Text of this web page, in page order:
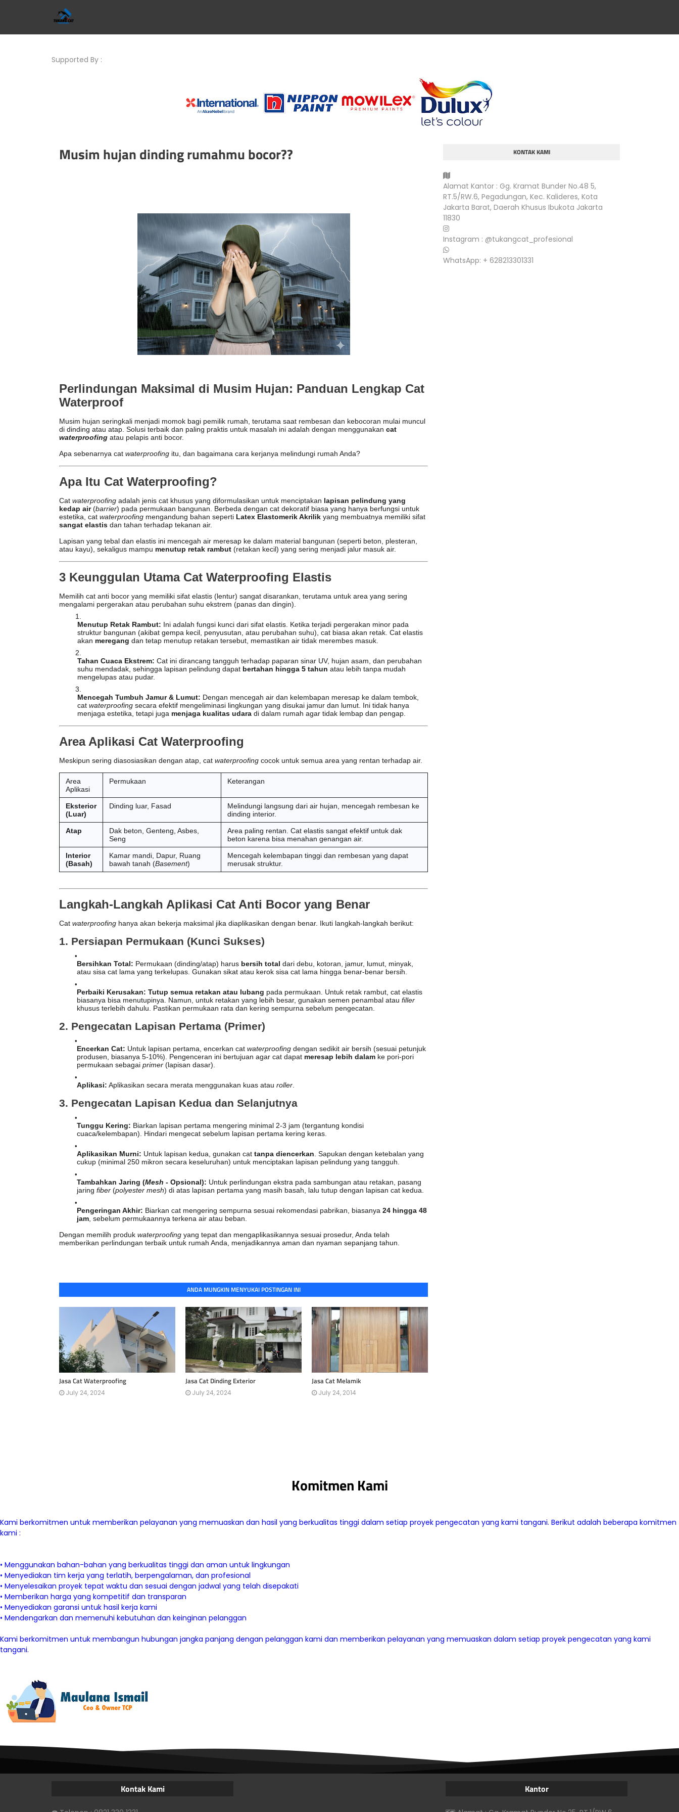
Supported By :
Musim hujan dinding rumahmu bocor??
Perlindungan Maksimal di Musim Hujan: Panduan Lengkap Cat
Waterproof
Musim hujan seringkali menjadi momok bagi pemilik rumah, terutama saat rembesan dan kebocoran mulai muncul
di dinding atau atap. Solusi terbaik dan paling praktis untuk masalah ini adalah dengan menggunakan cat
waterproofing atau pelapis anti bocor.
Apa sebenarnya cat waterproofing itu, dan bagaimana cara kerjanya melindungi rumah Anda?
Apa Itu Cat Waterproofing?
Cat waterproofing adalah jenis cat khusus yang diformulasikan untuk menciptakan lapisan pelindung yang
kedap air(barrier) pada permukaan bangunan. Berbeda dengan cat dekoratif biasa yang hanya berfungsi untuk
estetika, cat waterproofing mengandung bahan seperti Latex Elastomerik Akrilik yang membuatnya memiliki sifat
sangat elastis dan tahan terhadap tekanan air.
Lapisan yang tebal dan elastis ini mencegah air meresap ke dalam material bangunan (seperti beton, plesteran,
atau kayu), sekaligus mampu menutup retak rambut (retakan kecil) yang sering menjadi jalur masuk air.
3 Keunggulan Utama Cat Waterproofing Elastis
Memilih cat anti bocor yang memiliki sifat elastis (lentur) sangat disarankan, terutama untuk area yang sering
mengalami pergerakan atau perubahan suhu ekstrem (panas dan dingin).
Menutup Retak Rambut: Ini adalah fungsi kunci dari sifat elastis. Ketika terjadi pergerakan minor pada
struktur bangunan (akibat gempa kecil, penyusutan, atau perubahan suhu), cat biasa akan retak. Cat elastis
akan meregang dan tetap menutup retakan tersebut, memastikan air tidak merembes masuk.
Tahan Cuaca Ekstrem: Cat ini dirancang tangguh terhadap paparan sinar UV, hujan asam, dan perubahan
suhu mendadak, sehingga lapisan pelindung dapat bertahan hingga 5 tahun atau lebih tanpa mudah
mengelupas atau pudar.
Mencegah Tumbuh Jamur & Lumut: Dengan mencegah air dan kelembapan meresap ke dalam tembok,
cat waterproofing secara efektif mengeliminasi lingkungan yang disukai jamur dan lumut. Ini tidak hanya
menjaga estetika, tetapi juga menjaga kualitas udara di dalam rumah agar tidak lembap dan pengap.
Area Aplikasi Cat Waterproofing
Meskipun sering diasosiasikan dengan atap, cat waterproofing cocok untuk semua area yang rentan terhadap air.
Area
Aplikasi
Permukaan Keterangan
Eksterior
(Luar)
Dinding luar, Fasad
Melindungi langsung dari air hujan, mencegah rembesan ke
dinding interior.
Atap
Dak beton, Genteng, Asbes,
Seng
Area paling rentan. Cat elastis sangat efektif untuk dak
beton karena bisa menahan genangan air.
Interior
(Basah)
Kamar mandi, Dapur, Ruang
bawah tanah (Basement)
Mencegah kelembapan tinggi dan rembesan yang dapat
merusak struktur.
Langkah-Langkah Aplikasi Cat Anti Bocor yang Benar
Cat waterproofing hanya akan bekerja maksimal jika diaplikasikan dengan benar. Ikuti langkah-langkah berikut:
1. Persiapan Permukaan (Kunci Sukses)
Bersihkan Total: Permukaan (dinding/atap) harus bersih total dari debu, kotoran, jamur, lumut, minyak,
atau sisa cat lama yang terkelupas. Gunakan sikat atau kerok sisa cat lama hingga benar-benar bersih.
Perbaiki Kerusakan: Tutup semua retakan atau lubang pada permukaan. Untuk retak rambut, cat elastis
biasanya bisa menutupinya. Namun, untuk retakan yang lebih besar, gunakan semen penambal atau filler
khusus terlebih dahulu. Pastikan permukaan rata dan kering sempurna sebelum pengecatan.
2. Pengecatan Lapisan Pertama (Primer)
Encerkan Cat: Untuk lapisan pertama, encerkan cat waterproofing dengan sedikit air bersih (sesuai petunjuk
produsen, biasanya 5-10%). Pengenceran ini bertujuan agar cat dapat meresap lebih dalam ke pori-pori
permukaan sebagai primer (lapisan dasar).
Aplikasi: Aplikasikan secara merata menggunakan kuas atau roller
3. Pengecatan Lapisan Kedua dan Selanjutnya
Tunggu Kering: Biarkan lapisan pertama mengering minimal 2-3 jam (tergantung kondisi
cuaca/kelembapan). Hindari mengecat sebelum lapisan pertama kering keras.
Aplikasikan Murni: Untuk lapisan kedua, gunakan cat tanpa diencerkan . Sapukan dengan ketebalan yang
cukup (minimal 250 mikron secara keseluruhan) untuk menciptakan lapisan pelindung yang tangguh.
Tambahkan Jaring (Mesh - Opsional): Untuk perlindungan ekstra pada sambungan atau retakan, pasang
jaring fiber (polyester mesh) di atas lapisan pertama yang masih basah, lalu tutup dengan lapisan cat kedua.
Pengeringan Akhir: Biarkan cat mengering sempurna sesuai rekomendasi pabrikan, biasanya 24 hingga 48
jam , sebelum permukaannya terkena air atau beban.
Dengan memilih produk waterproofing yang tepat dan mengaplikasikannya sesuai prosedur, Anda telah
memberikan perlindungan terbaik untuk rumah Anda, menjadikannya aman dan nyaman sepanjang tahun.
ANDA MUNGKIN MENYUKAI POSTINGAN INI
Jasa Cat Waterproofing
July 24, 2024
Jasa Cat Dinding Exterior
July 24, 2024
Jasa Cat Melamik
July 24, 2014
KONTAK KAMI
Alamat Kantor : Gg. Kramat Bunder No.48 5,
RT.5/RW.6, Pegadungan, Kec. Kalideres, Kota
Jakarta Barat, Daerah Khusus Ibukota Jakarta
11830
Instagram : @tukangcat_profesional
WhatsApp: + 628213301331
Komitmen Kami
Kami berkomitmen untuk memberikan pelayanan yang memuaskan dan hasil yang berkualitas tinggi dalam setiap proyek pengecatan yang kami tangani. Berikut adalah beberapa komitmen
kami :
• Menggunakan bahan-bahan yang berkualitas tinggi dan aman untuk lingkungan
• Menyediakan tim kerja yang terlatih, berpengalaman, dan profesional
• Menyelesaikan proyek tepat waktu dan sesuai dengan jadwal yang telah disepakati
• Memberikan harga yang kompetitif dan transparan
• Menyediakan garansi untuk hasil kerja kami
• Mendengarkan dan memenuhi kebutuhan dan keinginan pelanggan
Kami berkomitmen untuk membangun hubungan jangka panjang dengan pelanggan kami dan memberikan pelayanan yang memuaskan dalam setiap proyek pengecatan yang kami
tangani.
Kontak Kami Kantor